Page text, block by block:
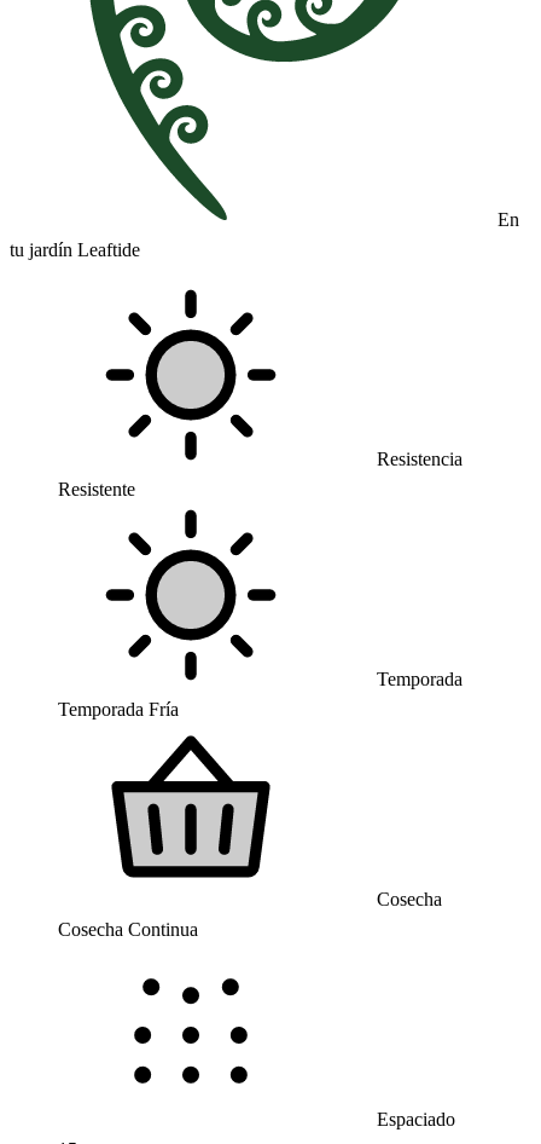
En
tu jardín Leaftide
Resistencia
Resistente
Temporada
Temporada Fría
Cosecha
Cosecha Continua
Espaciado